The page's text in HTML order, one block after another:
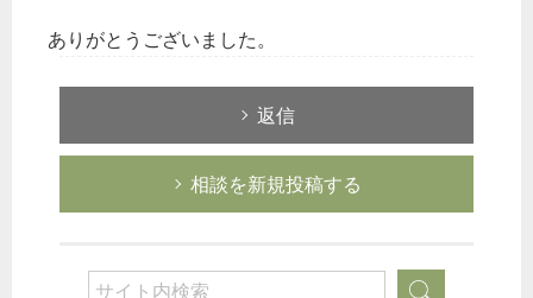
ありがとうございました。
返信
相談を新規投稿する